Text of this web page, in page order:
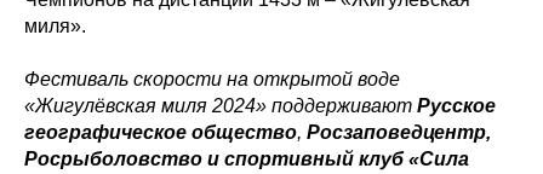
миля».
Фестиваль скорости на открытой воде
«Жигулёвская миля 2024» поддерживают Русское
географическое общество, Росзаповедцентр,
Росрыболовство и спортивный клуб «Сила